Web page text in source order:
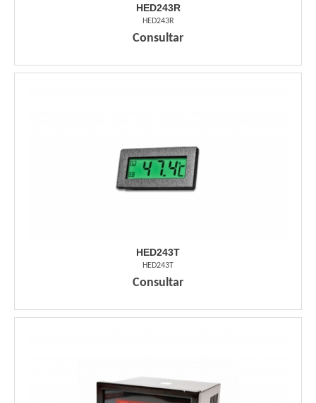
HED243R
HED243R
Consultar
HED243T
HED243T
Consultar